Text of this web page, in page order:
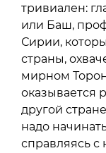
тривиален:
или Баш,
Сирии,
страны,
мирном
оказывается
другой
надо
справляясь с